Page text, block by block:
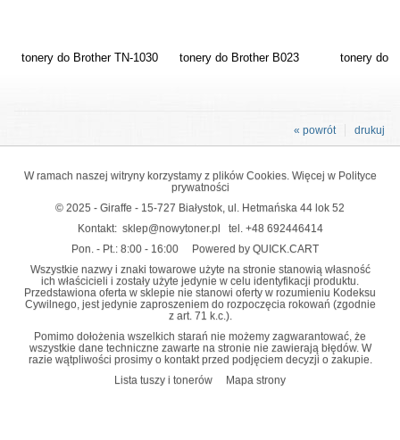
tonery do Brother TN-1030 tonery do Brother B023 tonery do
drukuj
« powrót
W ramach naszej witryny korzystamy z plików Cookies. Więcej w Polityce
prywatności
© 2025 - Giraffe - 15-727 Białystok, ul. Hetmańska 44 lok 52
Kontakt: sklep@nowytoner.pl tel. +48 692446414
Pon. - Pt.: 8:00 - 16:00
Powered by QUICK.CART
Wszystkie nazwy i znaki towarowe użyte na stronie stanowią własność
ich właścicieli i zostały użyte jedynie w celu identyfikacji produktu.
Przedstawiona oferta w sklepie nie stanowi oferty w rozumieniu Kodeksu
Cywilnego, jest jedynie zaproszeniem do rozpoczęcia rokowań (zgodnie
z art. 71 k.c.).
Pomimo dołożenia wszelkich starań nie możemy zagwarantować, że
wszystkie dane techniczne zawarte na stronie nie zawierają błędów. W
razie wątpliwości prosimy o kontakt przed podjęciem decyzji o zakupie.
Lista tuszy i tonerów
Mapa strony